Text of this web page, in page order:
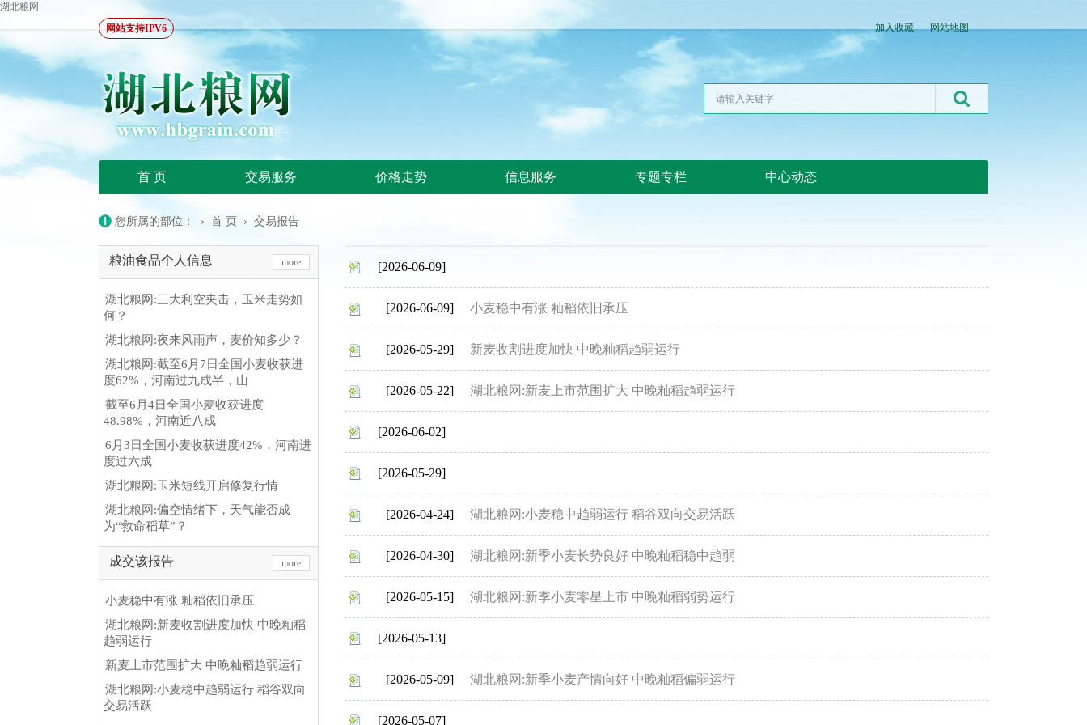
湖北粮网
网站支持IPV6
加入收藏 网站地图
首 页 交易服务 价格走势 信息服务 专题专栏 中心动态
您所属的部位： › 首 页 › 交易报告
粮油食品个人信息 more
湖北粮网:三大利空夹击，玉米走势如
何？
湖北粮网:夜来风雨声，麦价知多少？
湖北粮网:截至6月7日全国小麦收获进
度62%，河南过九成半，山
截至6月4日全国小麦收获进度
48.98%，河南近八成
6月3日全国小麦收获进度42%，河南进
度过六成
湖北粮网:玉米短线开启修复行情
湖北粮网:偏空情绪下，天气能否成
为“救命稻草”？
成交该报告 more
小麦稳中有涨 籼稻依旧承压
湖北粮网:新麦收割进度加快 中晚籼稻
趋弱运行
新麦上市范围扩大 中晚籼稻趋弱运行
湖北粮网:小麦稳中趋弱运行 稻谷双向
交易活跃
[2026-06-09]
小麦稳中有涨 籼稻依旧承压
[2026-06-09]
新麦收割进度加快 中晚籼稻趋弱运行
[2026-05-29]
湖北粮网:新麦上市范围扩大 中晚籼稻趋弱运行
[2026-05-22]
[2026-06-02]
[2026-05-29]
湖北粮网:小麦稳中趋弱运行 稻谷双向交易活跃
[2026-04-24]
湖北粮网:新季小麦长势良好 中晚籼稻稳中趋弱
[2026-04-30]
湖北粮网:新季小麦零星上市 中晚籼稻弱势运行
[2026-05-15]
[2026-05-13]
湖北粮网:新季小麦产情向好 中晚籼稻偏弱运行
[2026-05-09]
[2026-05-07]